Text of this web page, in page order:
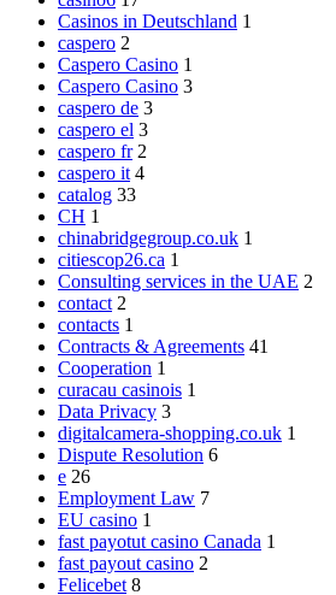
Casinos in Deutschland 1
caspero 2
Caspero Casino 1
Caspero Casino 3
caspero de 3
caspero el 3
caspero fr 2
caspero it 4
catalog 33
CH 1
chinabridgegroup.co.uk 1
citiescop26.ca 1
Consulting services in the UAE 2
contact 2
contacts 1
Contracts & Agreements 41
Cooperation 1
curacau casinois 1
Data Privacy 3
digitalcamera-shopping.co.uk 1
Dispute Resolution 6
e 26
Employment Law 7
EU casino 1
fast payotut casino Canada 1
fast payout casino 2
Felicebet 8